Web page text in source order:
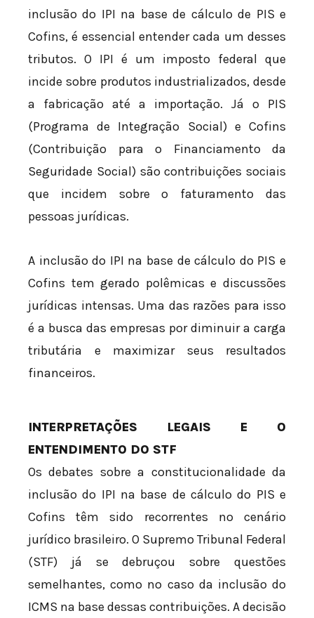
inclusão do IPI na base de cálculo de PIS e
Cofins, é essencial entender cada um desses
tributos. O IPI é um imposto federal que
incide sobre produtos industrializados, desde
a fabricação até a importação. Já o PIS
(Programa de Integração Social) e Cofins
(Contribuição para o Financiamento da
Seguridade Social) são contribuições sociais
que incidem sobre o faturamento das
pessoas jurídicas.
A inclusão do IPI na base de cálculo do PIS e
Cofins tem gerado polêmicas e discussões
jurídicas intensas. Uma das razões para isso
é a busca das empresas por diminuir a carga
tributária e maximizar seus resultados
financeiros.
INTERPRETAÇÕES LEGAIS E O
ENTENDIMENTO DO STF
Os debates sobre a constitucionalidade da
inclusão do IPI na base de cálculo do PIS e
Cofins têm sido recorrentes no cenário
jurídico brasileiro. O Supremo Tribunal Federal
(STF) já se debruçou sobre questões
semelhantes, como no caso da inclusão do
ICMS na base dessas contribuições. A decisão